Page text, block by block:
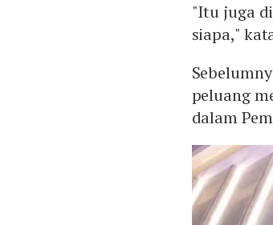
"Itu juga
siapa,"
peluang
dalam